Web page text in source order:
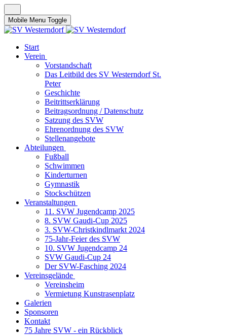
Mobile Menu Toggle
Start
Verein
Vorstandschaft
Das Leitbild des SV Westerndorf St.
Peter
Geschichte
Beitrittserklärung
Beitragsordnung / Datenschutz
Satzung des SVW
Ehrenordnung des SVW
Stellenangebote
Abteilungen
Fußball
Schwimmen
Kinderturnen
Gymnastik
Stockschützen
Veranstaltungen
11. SVW Jugendcamp 2025
8. SVW Gaudi-Cup 2025
3. SVW-Christkindlmarkt 2024
75-Jahr-Feier des SVW
10. SVW Jugendcamp 24
SVW Gaudi-Cup 24
Der SVW-Fasching 2024
Vereinsgelände
Vereinsheim
Vermietung Kunstrasenplatz
Galerien
Sponsoren
Kontakt
75 Jahre SVW - ein Rückblick